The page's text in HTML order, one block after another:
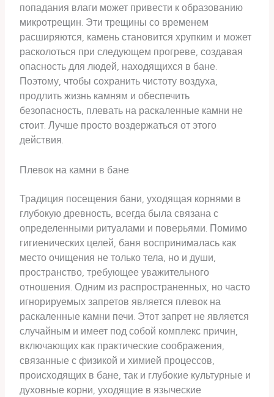
попадания влаги может привести к образованию
микротрещин. Эти трещины со временем
расширяются, камень становится хрупким и может
расколоться при следующем прогреве, создавая
опасность для людей, находящихся в бане.
Поэтому, чтобы сохранить чистоту воздуха,
продлить жизнь камням и обеспечить
безопасность, плевать на раскаленные камни не
стоит. Лучше просто воздержаться от этого
действия.
Плевок на камни в бане
Традиция посещения бани, уходящая корнями в
глубокую древность, всегда была связана с
определенными ритуалами и поверьями. Помимо
гигиенических целей, баня воспринималась как
место очищения не только тела, но и души,
пространство, требующее уважительного
отношения. Одним из распространенных, но часто
игнорируемых запретов является плевок на
раскаленные камни печи. Этот запрет не является
случайным и имеет под собой комплекс причин,
включающих как практические соображения,
связанные с физикой и химией процессов,
происходящих в бане, так и глубокие культурные и
духовные корни, уходящие в языческие